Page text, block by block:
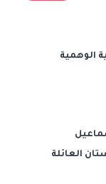
الوهمية
العائلة